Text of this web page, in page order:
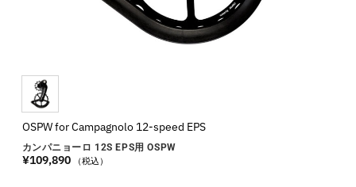
OSPW for Campagnolo 12-speed EPS
カンパニョーロ 12S EPS用 OSPW
¥109,890 （税込）